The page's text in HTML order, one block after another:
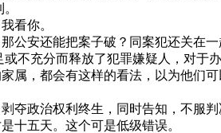
看你。
公安还能把案子破？同案犯还关在
不充分而释放了犯罪嫌疑人，对于
属，都会有这样的看法，以为他们
夺政治权利终生，同时告知，不服判
十五天。这个可是低级错误。